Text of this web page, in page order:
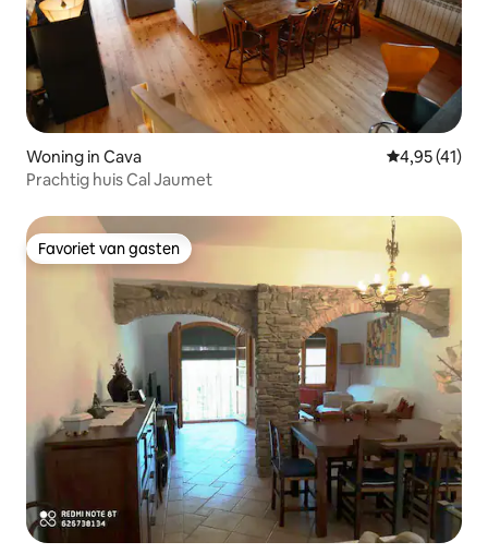
Woning in Cava Gemiddelde
4,95 (41)
Prachtig huis Cal Jaumet
Favoriet van gasten
Favoriet van gasten